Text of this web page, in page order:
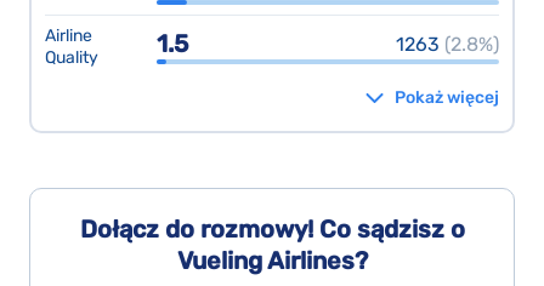
Airline
Quality
1.5 1263 (2.8%)
Pokaż więcej
Dołącz do rozmowy! Co sądzisz o
Vueling Airlines?